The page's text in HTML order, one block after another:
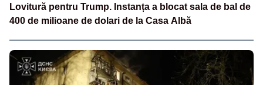
Lovitură pentru Trump. Instanța a blocat sala de bal de
400 de milioane de dolari de la Casa Albă